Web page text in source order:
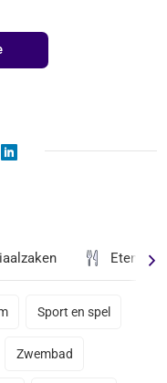
Eten &
Sport en spel
Zwembad